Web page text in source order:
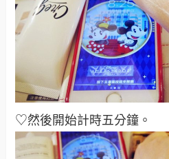
♡然後開始計時五分鐘 。